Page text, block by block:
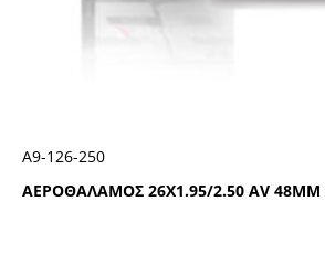
ΑΕΡΟΘΑΛΑΜΟΣ 26Χ1.95/2.50 ΑV 48ΜΜ
Α9-126-250